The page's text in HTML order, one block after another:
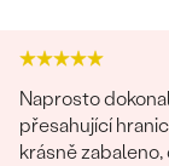
TVAR:
ČISTOTA
BARVA:
PŮVOD:
Naprosto
přesahující hranice
krásně zabaleno,